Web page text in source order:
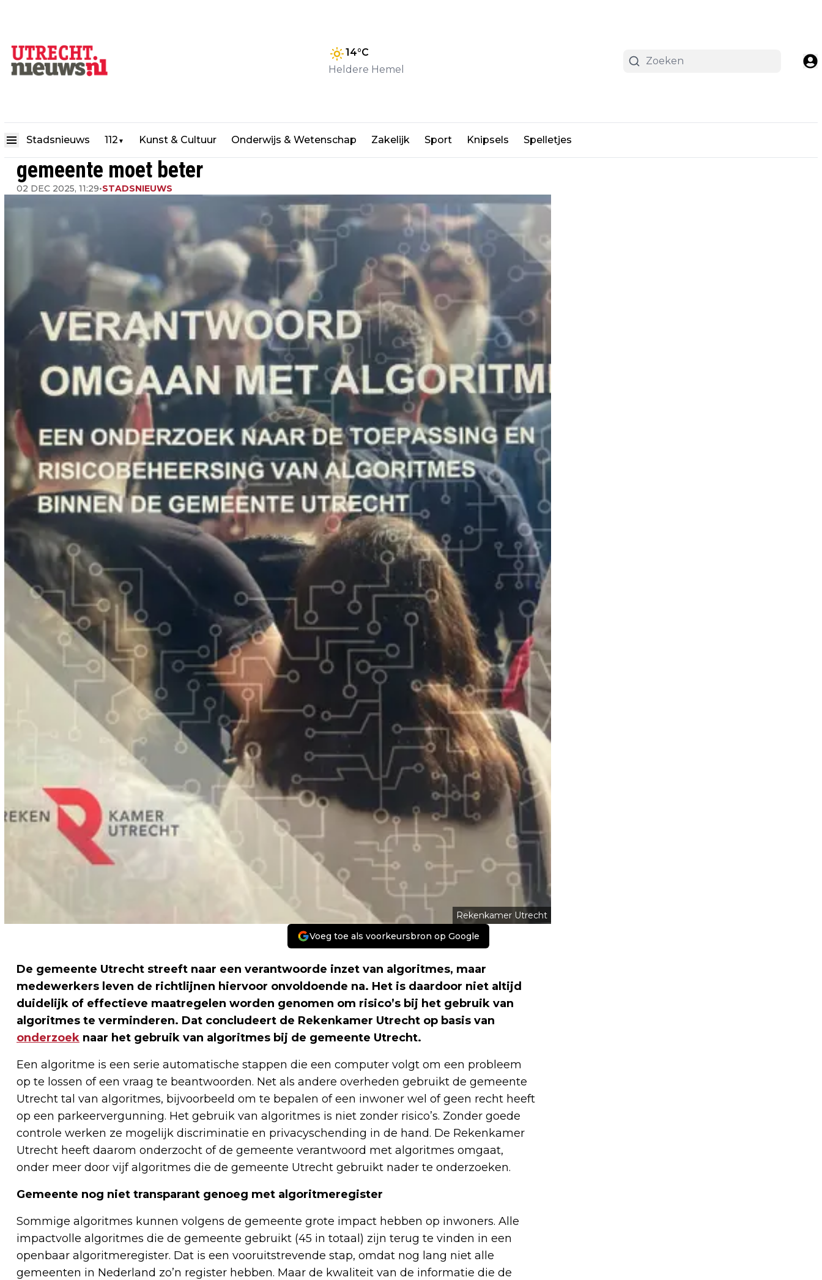
14°C
Heldere Hemel
Stadsnieuws 112 ▼ Kunst & Cultuur Onderwijs & Wetenschap Zakelijk Sport Knipsels Spelletjes
Rekenkamer: risicobeheersing bij gebruik algoritmes bij
gemeente moet beter
02 DEC 2025, 11:29•STADSNIEUWS
Rekenkamer Utrecht
Voeg toe als voorkeursbron op Google
De gemeente Utrecht streeft naar een verantwoorde inzet van algoritmes, maar
medewerkers leven de richtlijnen hiervoor onvoldoende na. Het is daardoor niet altijd
duidelijk of effectieve maatregelen worden genomen om risico’s bij het gebruik van
algoritmes te verminderen. Dat concludeert de Rekenkamer Utrecht op basis van
onderzoek naar het gebruik van algoritmes bij de gemeente Utrecht.
Een algoritme is een serie automatische stappen die een computer volgt om een probleem
op te lossen of een vraag te beantwoorden. Net als andere overheden gebruikt de gemeente
Utrecht tal van algoritmes, bijvoorbeeld om te bepalen of een inwoner wel of geen recht heeft
op een parkeervergunning. Het gebruik van algoritmes is niet zonder risico’s. Zonder goede
controle werken ze mogelijk discriminatie en privacyschending in de hand. De Rekenkamer
Utrecht heeft daarom onderzocht of de gemeente verantwoord met algoritmes omgaat,
onder meer door vijf algoritmes die de gemeente Utrecht gebruikt nader te onderzoeken.
Gemeente nog niet transparant genoeg met algoritmeregister
Sommige algoritmes kunnen volgens de gemeente grote impact hebben op inwoners. Alle
impactvolle algoritmes die de gemeente gebruikt (45 in totaal) zijn terug te vinden in een
openbaar algoritmeregister. Dat is een vooruitstrevende stap, omdat nog lang niet alle
gemeenten in Nederland zo’n register hebben. Maar de kwaliteit van de informatie die de